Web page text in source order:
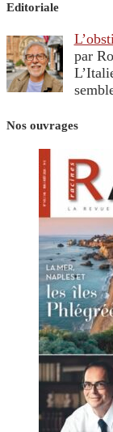
Editoriale
par
Nos ouvrages